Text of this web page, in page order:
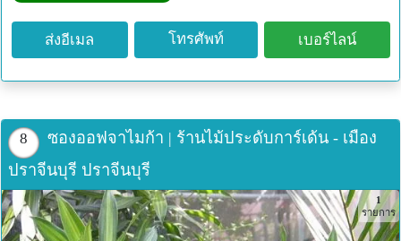
ส่งอีเมล โทรศัพท์ เบอร์ไลน์
8
ซองออฟจาไมก้า | ร้านไม้ประดับการ์เด้น - เมือง
ปราจีนบุรี ปราจีนบุรี
1
รายการ